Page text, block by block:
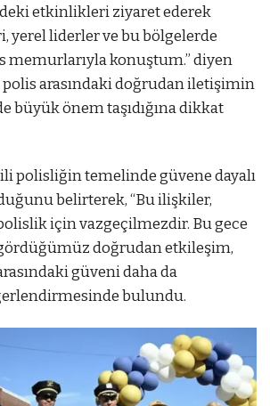
etkinlikleri ziyaret ederek
yerel liderler ve bu bölgelerde
memurlarıyla konuştum.” diyen
arasındaki doğrudan iletişimin
büyük önem taşıdığına dikkat
polisliğin temelinde güvene dayalı
belirterek, “Bu ilişkiler,
için vazgeçilmezdir. Bu gece
doğrudan etkileşim,
güveni daha da
bulundu.